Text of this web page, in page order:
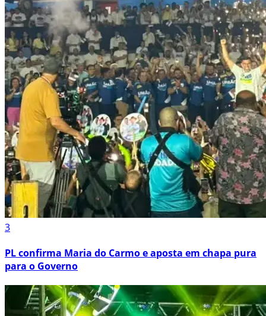
3
PL confirma Maria do Carmo e aposta em chapa pura
para o Governo